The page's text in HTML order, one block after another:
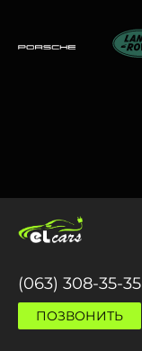
(063) 308-35-35
ПОЗВОНИТЬ